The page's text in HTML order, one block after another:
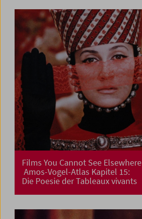
Films You Cannot See Elsewhere
Amos-Vogel-Atlas Kapitel 15:
Die Poesie der Tableaux vivants